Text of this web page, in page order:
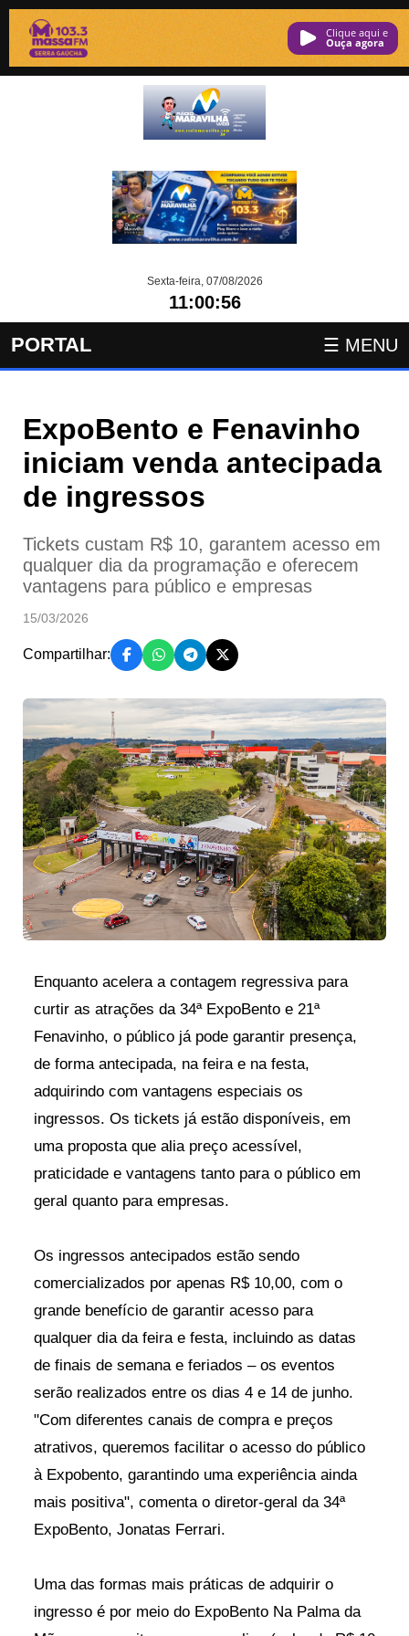
Clique aqui e
ouça agora
Sexta-feira, 07/08/2026
11:00:57
PORTAL ☰ MENU
ExpoBento e Fenavinho
iniciam venda antecipada
de ingressos
Tickets custam R$ 10, garantem acesso em
qualquer dia da programação e oferecem
vantagens para público e empresas
15/03/2026
Compartilhar:
Enquanto acelera a contagem regressiva para
curtir as atrações da 34ª ExpoBento e 21ª
Fenavinho, o público já pode garantir presença,
de forma antecipada, na feira e na festa,
adquirindo com vantagens especiais os
ingressos. Os tickets já estão disponíveis, em
uma proposta que alia preço acessível,
praticidade e vantagens tanto para o público em
geral quanto para empresas.
Os ingressos antecipados estão sendo
comercializados por apenas R$ 10,00, com o
grande benefício de garantir acesso para
qualquer dia da feira e festa, incluindo as datas
de finais de semana e feriados – os eventos
serão realizados entre os dias 4 e 14 de junho.
"Com diferentes canais de compra e preços
atrativos, queremos facilitar o acesso do público
à Expobento, garantindo uma experiência ainda
mais positiva", comenta o diretor-geral da 34ª
ExpoBento, Jonatas Ferrari.
Uma das formas mais práticas de adquirir o
ingresso é por meio do ExpoBento Na Palma da